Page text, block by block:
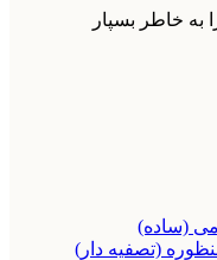
به خاطر بسپار
(ساده)
(تصفیه دار)